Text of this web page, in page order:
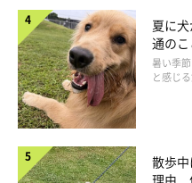
夏に
通の
は
暑い季
と感じ
散歩
理由